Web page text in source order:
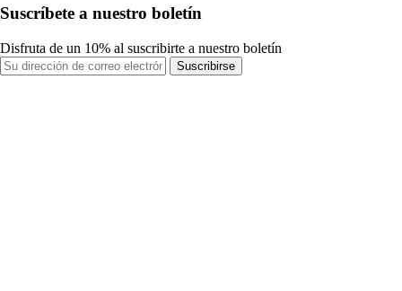
Suscríbete a nuestro boletín
Disfruta de un 10% al suscribirte a nuestro boletín
Suscribirse